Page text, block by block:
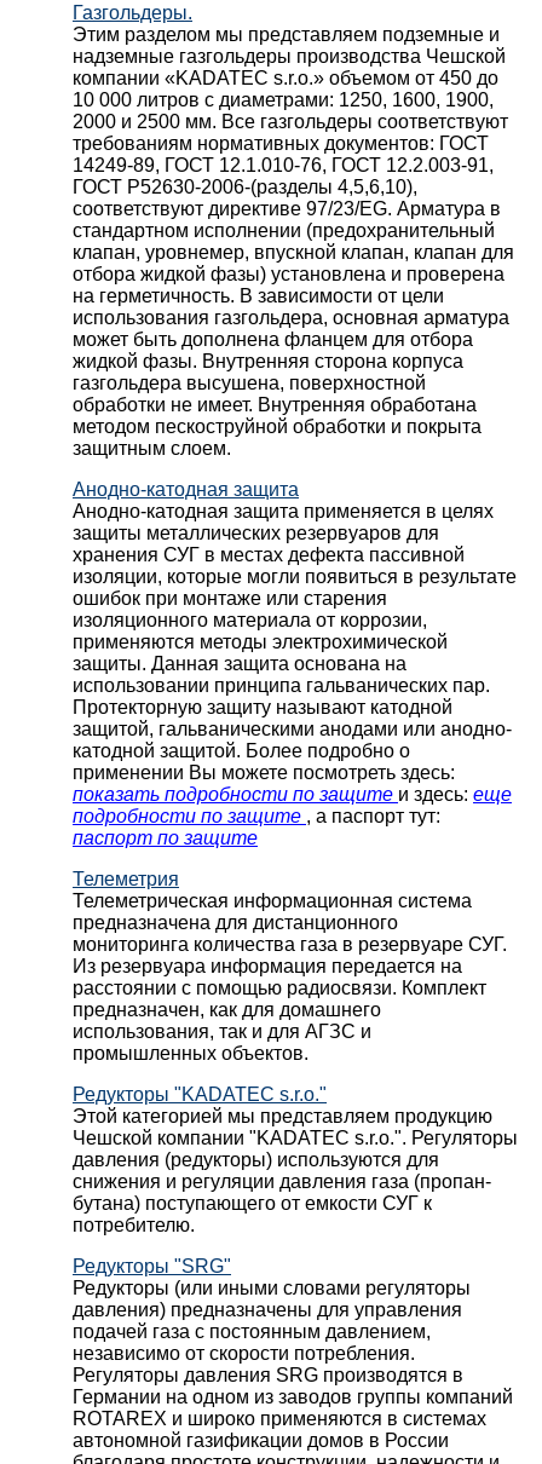
Газгольдеры.
Этим разделом мы представляем подземные и
надземные газгольдеры производства Чешской
компании «KADATEC s.r.o.» объемом от 450 до
10 000 литров с диаметрами: 1250, 1600, 1900,
2000 и 2500 мм. Все газгольдеры соответствуют
требованиям нормативных документов: ГОСТ
14249-89, ГОСТ 12.1.010-76, ГОСТ 12.2.003-91,
ГОСТ Р52630-2006-(разделы 4,5,6,10),
соответствуют директиве 97/23/EG. Арматура в
стандартном исполнении (предохранительный
клапан, уровнемер, впускной клапан, клапан для
отбора жидкой фазы) установлена и проверена
на герметичность. В зависимости от цели
использования газгольдера, основная арматура
может быть дополнена фланцем для отбора
жидкой фазы. Внутренняя сторона корпуса
газгольдера высушена, поверхностной
обработки не имеет. Внутренняя обработана
методом пескоструйной обработки и покрыта
защитным слоем.
Анодно-катодная защита
Анодно-катодная защита применяется в целях
защиты металлических резервуаров для
хранения СУГ в местах дефекта пассивной
изоляции, которые могли появиться в результате
ошибок при монтаже или старения
изоляционного материала от коррозии,
применяются методы электрохимической
защиты. Данная защита основана на
использовании принципа гальванических пар.
Протекторную защиту называют катодной
защитой, гальваническими анодами или анодно-
катодной защитой. Более подробно о
применении Вы можете посмотреть здесь:
показать подробности по защите и здесь: еще
подробности по защите , а паспорт тут:
паспорт по защите
Телеметрия
Телеметрическая информационная система
предназначена для дистанционного
мониторинга количества газа в резервуаре СУГ.
Из резервуара информация передается на
расстоянии с помощью радиосвязи. Комплект
предназначен, как для домашнего
использования, так и для АГЗС и
промышленных объектов.
Редукторы "KADATEC s.r.o."
Этой категорией мы представляем продукцию
Чешской компании "KADATEC s.r.o.". Регуляторы
давления (редукторы) используются для
снижения и регуляции давления газа (пропан-
бутана) поступающего от емкости СУГ к
потребителю.
Редукторы "SRG"
Редукторы (или иными словами регуляторы
давления) предназначены для управления
подачей газа с постоянным давлением,
независимо от скорости потребления.
Регуляторы давления SRG производятся в
Германии на одном из заводов группы компаний
ROTAREX и широко применяются в системах
автономной газификации домов в России